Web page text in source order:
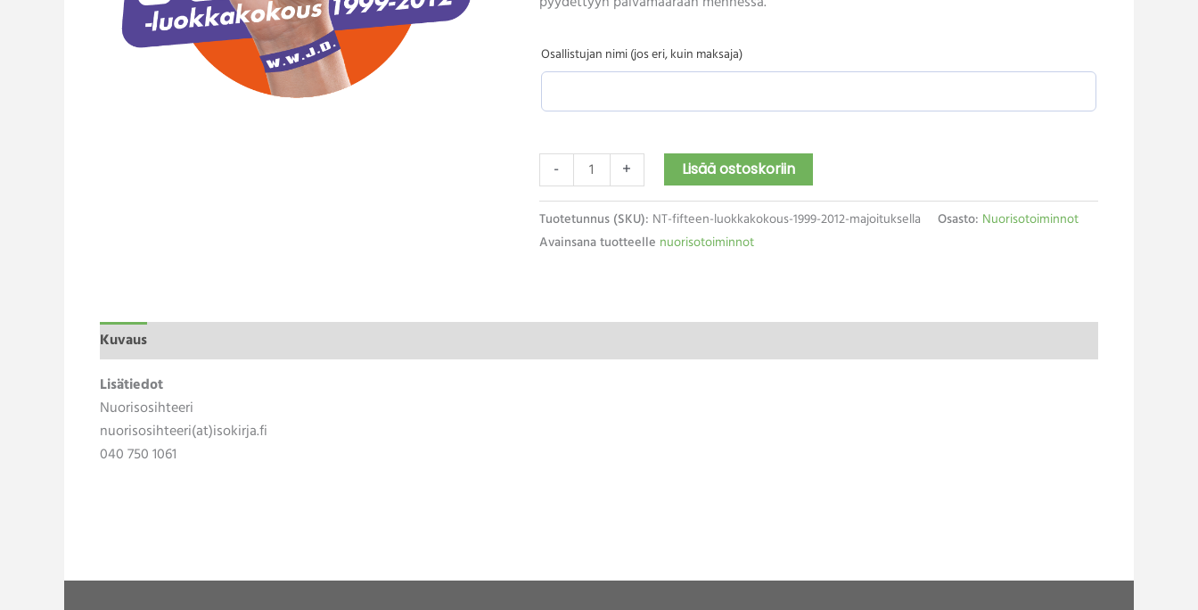
Osallistujan nimi (jos eri, kuin maksaja)
- + Lisää ostoskoriin
Tuotetunnus (SKU): NT-fifteen-luokkakokous-1999-2012-majoituksella Osasto: Nuorisotoiminnot
Avainsana tuotteelle nuorisotoiminnot
Kuvaus
Lisätiedot
Nuorisosihteeri
nuorisosihteeri(at)isokirja.fi
040 750 1061